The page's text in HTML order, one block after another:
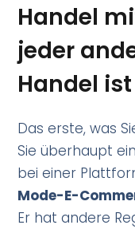
Handel
jeder
Handel ist
Das erste, was
Sie überhaupt
bei einer
Mode-E-
Er hat andere